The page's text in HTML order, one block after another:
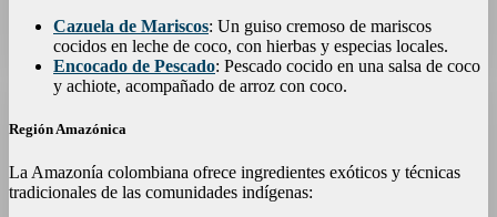
Cazuela de Mariscos: Un guiso cremoso de mariscos
cocidos en leche de coco, con hierbas y especias locales.
Encocado de Pescado: Pescado cocido en una salsa de coco
y achiote, acompañado de arroz con coco.
Región Amazónica
La Amazonía colombiana ofrece ingredientes exóticos y técnicas
tradicionales de las comunidades indígenas: